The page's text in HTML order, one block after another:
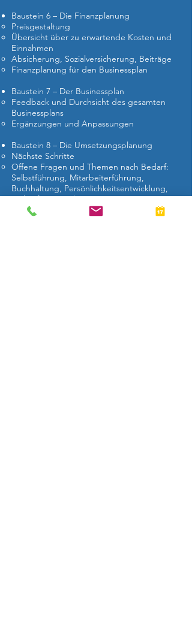
Baustein 6 – Die Finanzplanung
Preisgestaltung
Übersicht über zu erwartende Kosten und
Einnahmen
Absicherung, Sozialversicherung, Beiträge
Finanzplanung für den Businessplan
Baustein 7 – Der Businessplan
Feedback und Durchsicht des gesamten
Businessplans
Ergänzungen und Anpassungen
Baustein 8 – Die Umsetzungsplanung
Nächste Schritte
Offene Fragen und Themen nach Bedarf:
Selbstführung, Mitarbeiterführung,
Buchhaltung, Persönlichkeitsentwicklung,
Verkaufsgespräche, etc.